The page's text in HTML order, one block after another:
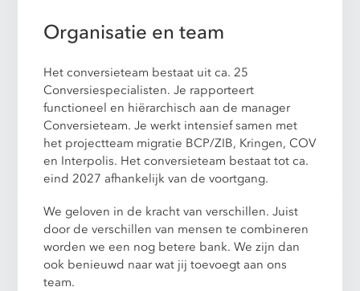
Organisatie en team
Het conversieteam bestaat uit ca. 25
Conversiespecialisten. Je rapporteert
functioneel en hiërarchisch aan de manager
Conversieteam. Je werkt intensief samen met
het projectteam migratie BCP/ZIB, Kringen, COV
en Interpolis. Het conversieteam bestaat tot ca.
eind 2027 afhankelijk van de voortgang.
We geloven in de kracht van verschillen. Juist
door de verschillen van mensen te combineren
worden we een nog betere bank. We zijn dan
ook benieuwd naar wat jij toevoegt aan ons
team.